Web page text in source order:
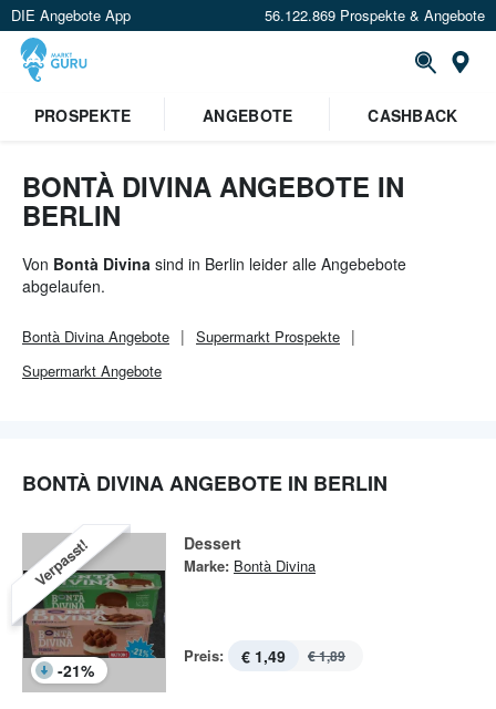
DIE Angebote App 56.122.869 Prospekte & Angebote
PROSPEKTE ANGEBOTE CASHBACK
BONTÀ DIVINA ANGEBOTE IN
BERLIN
Von Bontà Divina sind in Berlin leider alle Angebebote
abgelaufen.
Bontà Divina Angebote Supermarkt Prospekte
Supermarkt Angebote
BONTÀ DIVINA ANGEBOTE IN BERLIN
Verpasst!
-21%
Dessert
Marke: Bontà Divina
Preis: € 1,49 € 1,89